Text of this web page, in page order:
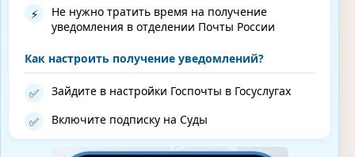
⚡
Не нужно тратить время на получение
уведомления в отделении Почты России
Как настроить получение уведомлений?
✅ Зайдите в настройки Госпочты в Госуслугах
✅ Включите подписку на Суды